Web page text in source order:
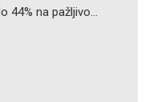
44% na pažljivo…